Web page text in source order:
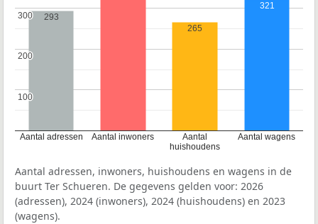
Aantal adressen Aantal inwoners
Aantal
huishoudens
Aantal wagens
100
100
200
200
300
300 293
265
321
Aantal adressen, inwoners, huishoudens en wagens in de
buurt Ter Schueren. De gegevens gelden voor: 2026
(adressen), 2024 (inwoners), 2024 (huishoudens) en 2023
(wagens).